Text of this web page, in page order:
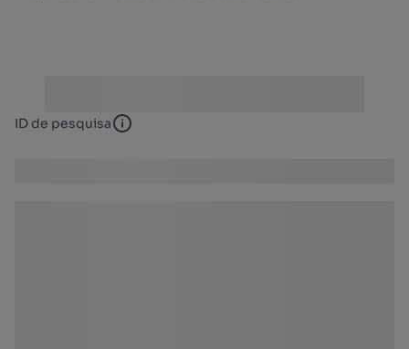
ID de pesquisa ID de pesquisa